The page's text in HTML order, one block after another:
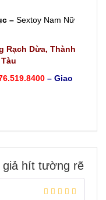
– Sextoy Nam Nữ
Rạch Dừa, Thành
– Giao
hít tường rẽ